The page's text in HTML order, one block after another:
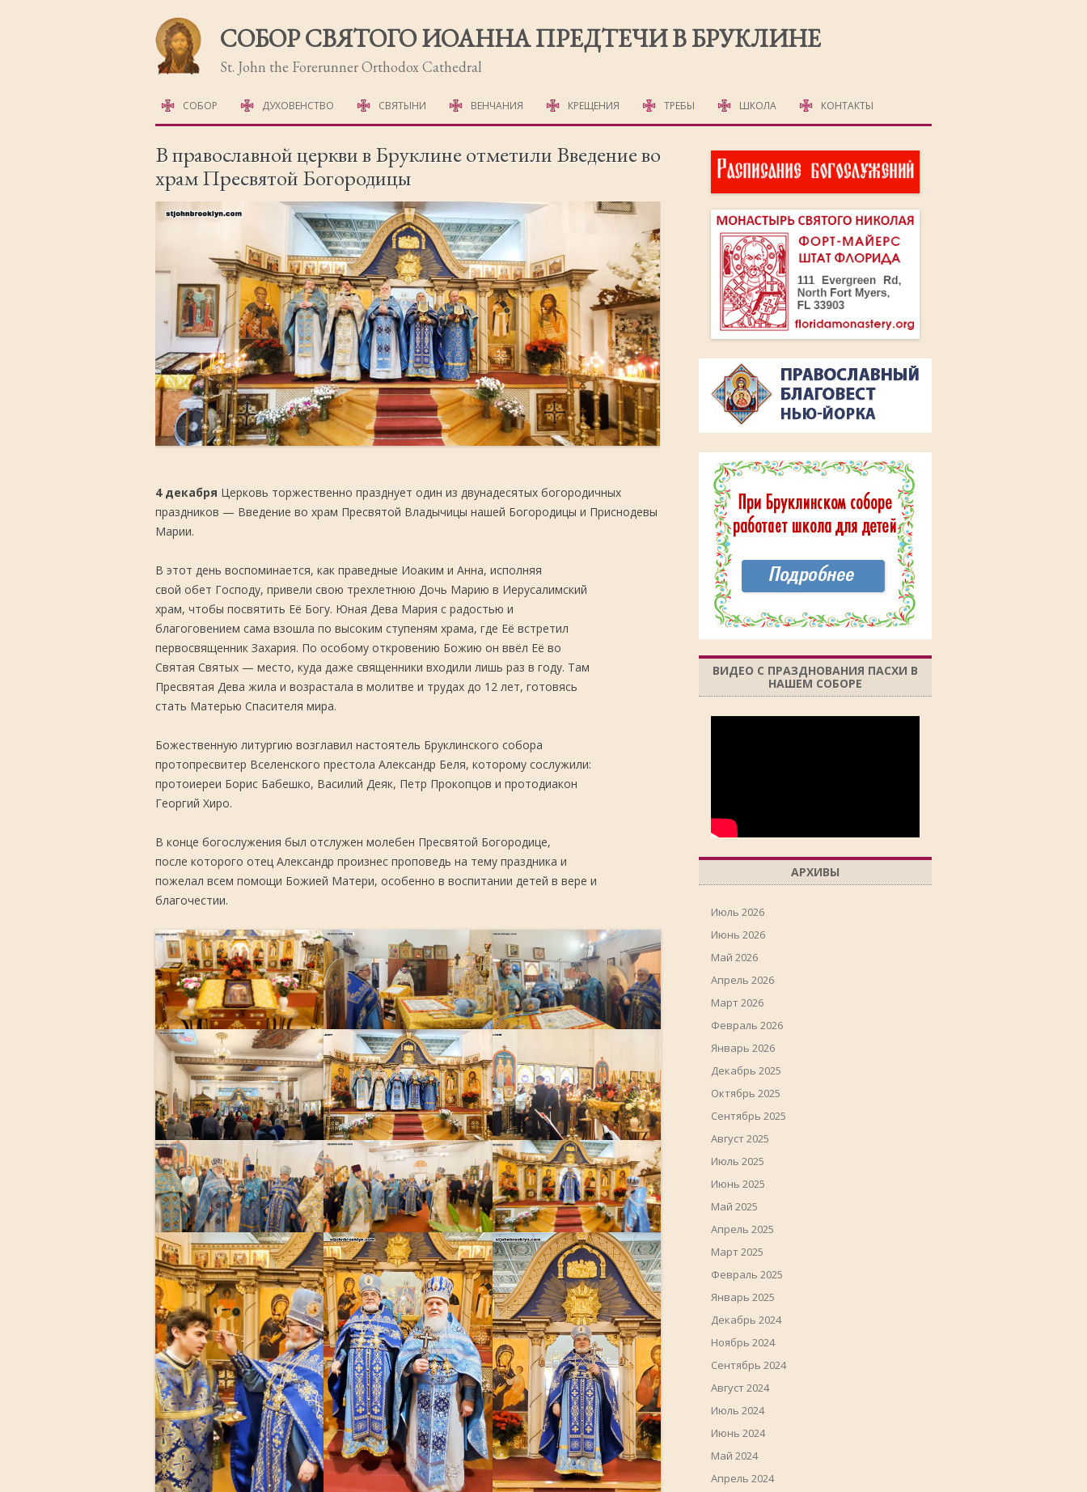
СОБОР СВЯТОГО ИОАННА ПРЕДТЕЧИ В БРУКЛИНЕ
St. John the Forerunner Orthodox Cathedral
к
содержимому
СОБОР
ФОТОГАЛЕРЕЯ
ДУХОВЕНСТВО СВЯТЫНИ ВЕНЧАНИЯ КРЕЩЕНИЯ ТРЕБЫ
ПОХОРОННЫЕ ДОМА
ПСАЛТЫРЬ
ПАНИХИДА
ШКОЛА
ВЗРОСЛАЯ ШКОЛА
КОНТАКТЫ
В православной церкви в Бруклине отметили Введение во
храм Пресвятой Богородицы
4 декабря Церковь торжественно празднует один из двунадесятых богородичных
праздников — Введение во храм Пресвятой Владычицы нашей Богородицы и Приснодевы
Марии.
В этот день воспоминается, как праведные Иоаким и Анна, исполняя
свой обет Господу, привели свою трехлетнюю Дочь Марию в Иерусалимский
храм, чтобы посвятить Её Богу. Юная Дева Мария с радостью и
благоговением сама взошла по высоким ступеням храма, где Её встретил
первосвященник Захария. По особому откровению Божию он ввёл Её во
Святая Святых — место, куда даже священники входили лишь раз в году. Там
Пресвятая Дева жила и возрастала в молитве и трудах до 12 лет, готовясь
стать Матерью Спасителя мира.
Божественную литургию возглавил настоятель Бруклинского собора
протопресвитер Вселенского престола Александр Беля, которому сослужили:
протоиереи Борис Бабешко, Василий Деяк, Петр Прокопцов и протодиакон
Георгий Хиро.
В конце богослужения был отслужен молебен Пресвятой Богородице,
после которого отец Александр произнес проповедь на тему праздника и
пожелал всем помощи Божией Матери, особенно в воспитании детей в вере и
благочестии.
ВИДЕО С ПРАЗДНОВАНИЯ ПАСХИ В
НАШЕМ СОБОРЕ
АРХИВЫ
Июль 2026
Июнь 2026
Май 2026
Апрель 2026
Март 2026
Февраль 2026
Январь 2026
Декабрь 2025
Октябрь 2025
Сентябрь 2025
Август 2025
Июль 2025
Июнь 2025
Май 2025
Апрель 2025
Март 2025
Февраль 2025
Январь 2025
Декабрь 2024
Ноябрь 2024
Сентябрь 2024
Август 2024
Июль 2024
Июнь 2024
Май 2024
Апрель 2024